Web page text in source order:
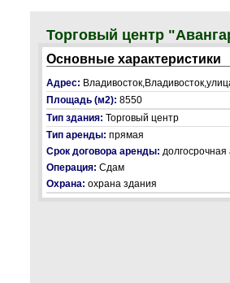
Торговый центр
Основные характеристики
Адрес:
Площадь (м2): 8550
Тип здания: Торговый центр
Тип аренды: прямая
Срок договора аренды:
Операция: Сдам
Охрана: охрана здания